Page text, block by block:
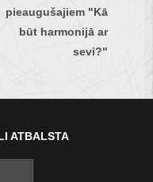
pieaugušajiem "Kā
būt harmonijā ar
sevi?"
ATBALSTA